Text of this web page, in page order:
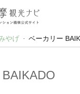
やげ ベーカリー